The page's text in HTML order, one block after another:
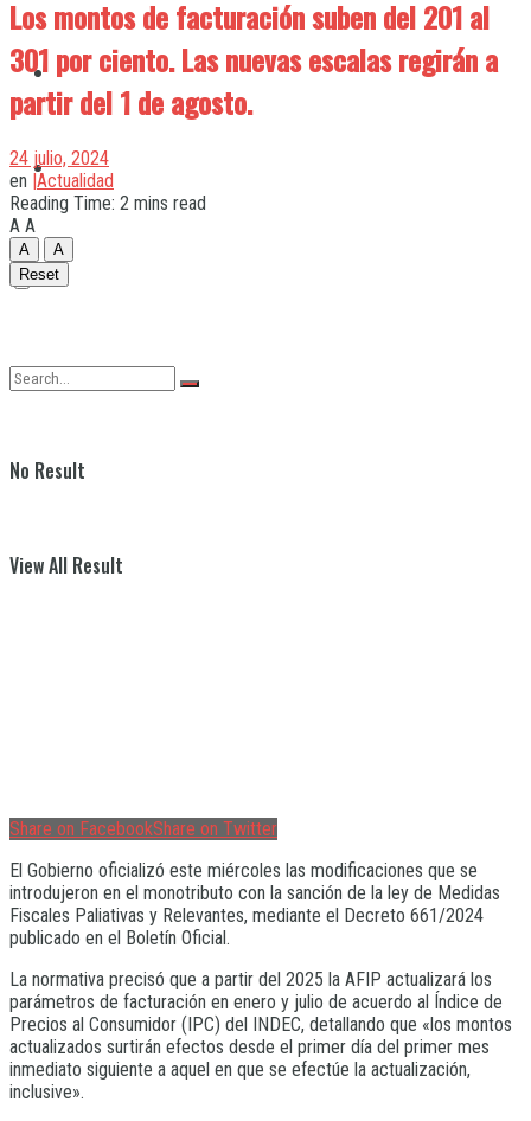
Quilmes
Varela
No Result
View All Result
Los montos de facturación suben del 201 al
301 por ciento. Las nuevas escalas regirán a
partir del 1 de agosto.
24 julio, 2024
en |Actualidad
Reading Time: 2 mins read
A A
A
A
Reset
Share on FacebookShare on Twitter
El Gobierno oficializó este miércoles las modificaciones que se
introdujeron en el monotributo con la sanción de la ley de Medidas
Fiscales Paliativas y Relevantes, mediante el Decreto 661/2024
publicado en el Boletín Oficial.
La normativa precisó que a partir del 2025 la AFIP actualizará los
parámetros de facturación en enero y julio de acuerdo al Índice de
Precios al Consumidor (IPC) del INDEC, detallando que «los montos
actualizados surtirán efectos desde el primer día del primer mes
inmediato siguiente a aquel en que se efectúe la actualización,
inclusive».